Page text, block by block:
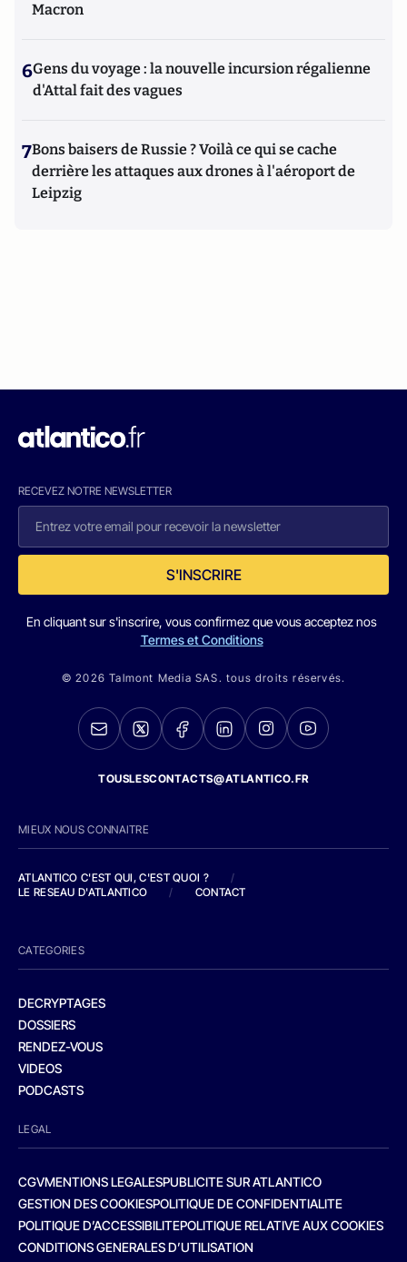
Macron
6Gens du voyage : la nouvelle incursion régalienne
d'Attal fait des vagues
7Bons baisers de Russie ? Voilà ce qui se cache
derrière les attaques aux drones à l'aéroport de
Leipzig
RECEVEZ NOTRE NEWSLETTER
S'INSCRIRE
En cliquant sur s'inscrire, vous confirmez que vous acceptez nos
Termes et Conditions
© 2026 Talmont Media SAS. tous droits réservés.
TOUSLESCONTACTS@ATLANTICO.FR
MIEUX NOUS CONNAITRE
ATLANTICO C'EST QUI, C'EST QUOI ?
/
LE RESEAU D'ATLANTICO
/ CONTACT
CATEGORIES
DECRYPTAGES
DOSSIERS
RENDEZ-VOUS
VIDEOS
PODCASTS
LEGAL
CGVMENTIONS LEGALESPUBLICITE SUR ATLANTICO
GESTION DES COOKIESPOLITIQUE DE CONFIDENTIALITE
POLITIQUE D’ACCESSIBILITEPOLITIQUE RELATIVE AUX COOKIES
CONDITIONS GENERALES D’UTILISATION